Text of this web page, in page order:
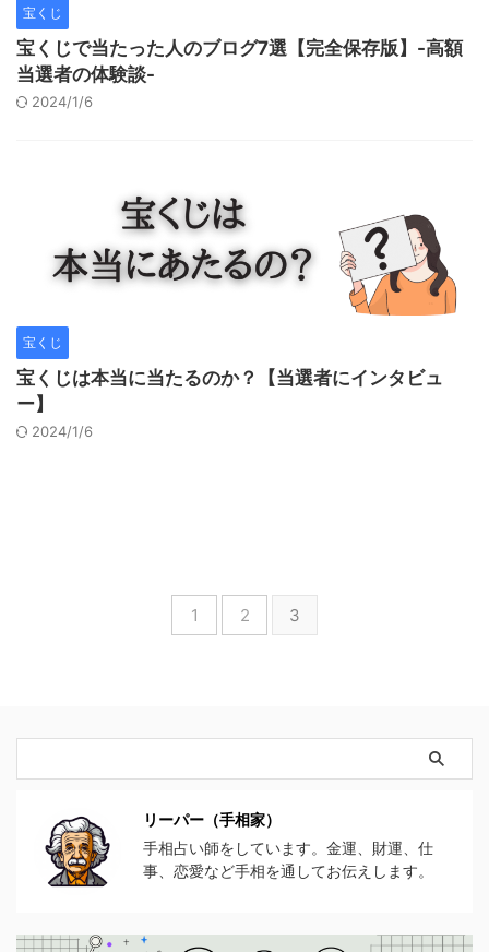
宝くじ
宝くじで当たった人のブログ7選【完全保存版】-高額
当選者の体験談-
2024/1/6
宝くじ
宝くじは本当に当たるのか？【当選者にインタビュ
ー】
2024/1/6
1 2 3
リーパー（手相家）
手相占い師をしています。金運、財運、仕
事、恋愛など手相を通してお伝えします。